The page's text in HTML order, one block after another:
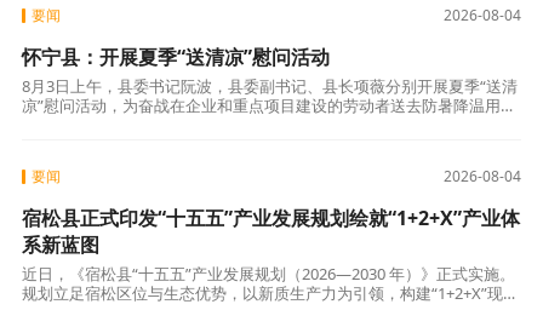
2026-08-04
要闻
怀宁县：开展夏季“送清凉”慰问活动
8月3日上午，县委书记阮波，县委副书记、县长项薇分别开展夏季“送清
凉”慰问活动，为奋战在企业和重点项目建设的劳动者送去防暑降温用
2026-08-04
要闻
宿松县正式印发“十五五”产业发展规划绘就“1+2+X”产业体
系新蓝图
近日，《宿松县“十五五”产业发展规划（2026—2030 年）》正式实施。
规划立足宿松区位与生态优势，以新质生产力为引领，构建“1+2+X”现代